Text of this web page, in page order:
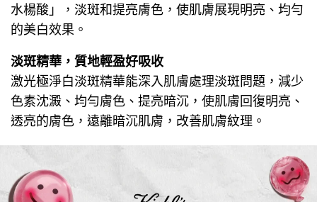
水楊酸」，淡斑和提亮膚色，使肌膚展現明亮、均勻
的美白效果。
淡斑精華，質地輕盈好吸收
激光極淨白淡斑精華能深入肌膚處理淡斑問題，減少
色素沈澱、均勻膚色、提亮暗沉，使肌膚回復明亮、
透亮的膚色，遠離暗沉肌膚，改善肌膚紋理。
活動Catch